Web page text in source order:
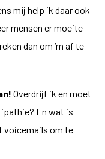
mij help ik daar ook
mensen er moeite
dan om ‘m af te
Overdrijf ik en moet
En wat is
voicemails om te